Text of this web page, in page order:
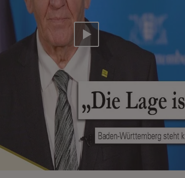
Video abspielen